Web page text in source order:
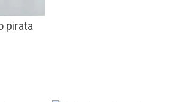
pirata